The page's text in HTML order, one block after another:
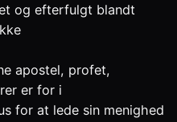
og efterfulgt blandt
apostel, profet,
er for i
for at lede sin menighed